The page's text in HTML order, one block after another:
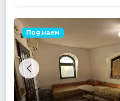
Previous
Под наем